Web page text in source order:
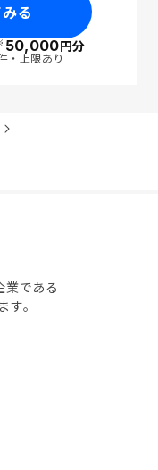
る
50,000円分
・上限あり
業である
。